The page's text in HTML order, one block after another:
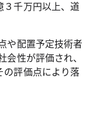
千万円以上、道
や配置予定技術者
性が評価され、
の評価点により落